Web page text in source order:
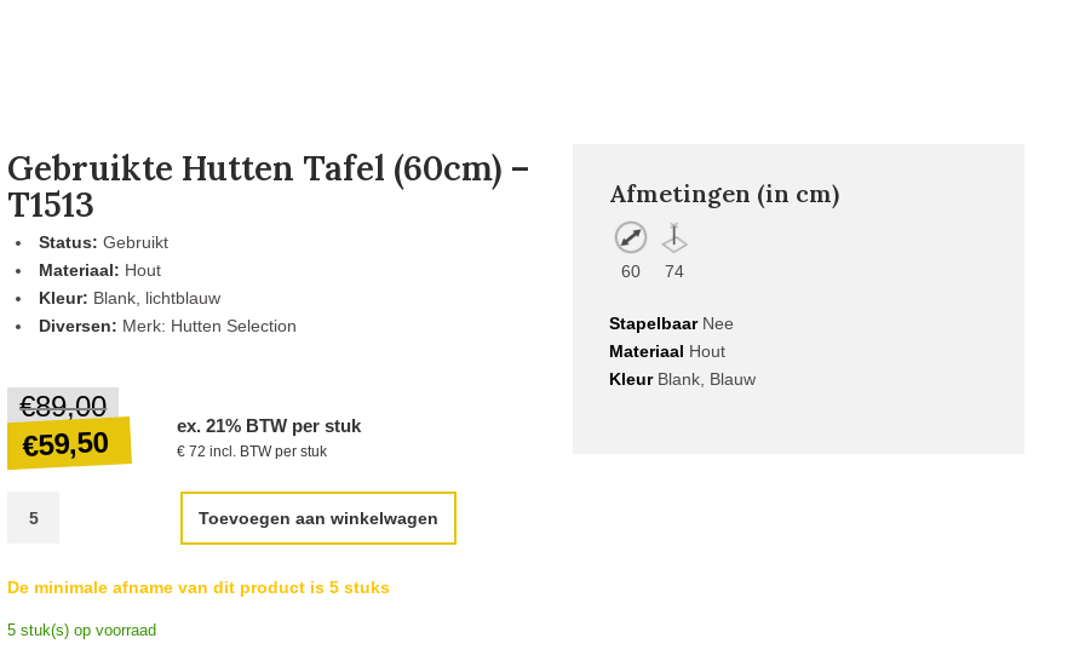
Gebruikte Hutten Tafel (60cm) –
T1513
Status:Gebruikt
Materiaal: Hout
Kleur: Blank, lichtblauw
Diversen: Merk: Hutten Selection
€89,00
prijs
was:
€59,50
€59,50.
ex. 21% BTW per stuk
€ 72 incl. BTW per stuk
Toevoegen aan winkelwagen
De minimale afname van dit product is 5 stuks
5 stuk(s) op voorraad
Afmetingen (in cm)
60 74
StapelbaarNee
Materiaal Hout
KleurBlank, Blauw